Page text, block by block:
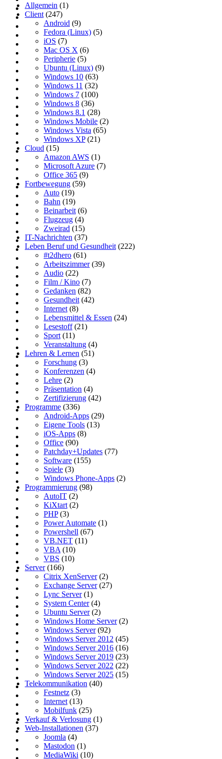
Allgemein (1)
Client (247)
Android (9)
Fedora (Linux) (5)
iOS (7)
Mac OS X (6)
Peripherie (5)
Ubuntu (Linux) (9)
Windows 10 (63)
Windows 11 (32)
Windows 7 (100)
Windows 8 (36)
Windows 8.1 (28)
Windows Mobile (2)
Windows Vista (65)
Windows XP(21)
Cloud (15)
Amazon AWS (1)
Microsoft Azure (7)
Office 365 (9)
Fortbewegung (59)
Auto (19)
Bahn (19)
Beinarbeit (6)
Flugzeug (4)
Zweirad (15)
IT-Nachrichten (37)
Leben Beruf und Gesundheit (222)
#t2dhero (61)
Arbeitszimmer(39)
Audio (22)
Film / Kino (7)
Gedanken (82)
Gesundheit (42)
Internet (8)
Lebensmittel & Essen (24)
Lesestoff(21)
Sport (11)
Veranstaltung (4)
Lehren & Lernen (51)
Forschung (3)
Konferenzen (4)
Lehre (2)
Präsentation (4)
Zertifizierung (42)
Programme (336)
Android-Apps (29)
Eigene Tools (13)
iOS-Apps (8)
Office (90)
Patchday+Updates (77)
Software (155)
Spiele (3)
Windows Phone-Apps (2)
Programmierung (98)
AutoIT (2)
KiXtart (2)
PHP(3)
Power Automate (1)
Powershell (67)
VB.NET (11)
VBA (10)
VBS (10)
Server(166)
Citrix XenServer(2)
Exchange Server(27)
Lync Server(1)
System Center(4)
Ubuntu Server(2)
Windows Home Server(2)
Windows Server(92)
Windows Server 2012 (45)
Windows Server 2016 (16)
Windows Server 2019 (23)
Windows Server 2022 (22)
Windows Server 2025 (15)
Telekommunikation (40)
Festnetz (3)
Internet (13)
Mobilfunk (25)
Verkauf & Verlosung (1)
Web-Installationen (37)
Joomla (4)
Mastodon (1)
MediaWiki (10)